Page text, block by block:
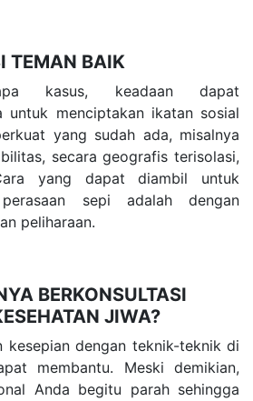
TEMAN BAIK
kasus, keadaan dapat
untuk menciptakan ikatan sosial
yang sudah ada, misalnya
secara geografis terisolasi,
yang dapat diambil untuk
perasaan sepi adalah dengan
peliharaan.
BERKONSULTASI
JIWA?
kesepian dengan teknik-teknik di
membantu. Meski demikian,
Anda begitu parah sehingga